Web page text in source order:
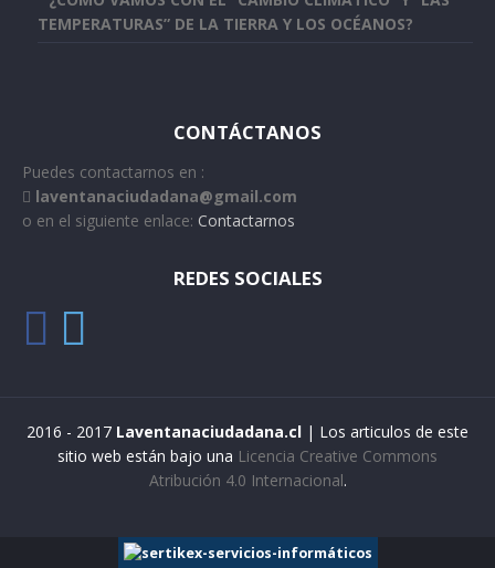
TEMPERATURAS” DE LA TIERRA Y LOS OCÉANOS?
CONTÁCTANOS
Puedes contactarnos en :
laventanaciudadana@gmail.com
o en el siguiente enlace: Contactarnos
REDES SOCIALES
2016 - 2017 Laventanaciudadana.cl | Los articulos de este
sitio web están bajo una Licencia Creative Commons
Atribución 4.0 Internacional.